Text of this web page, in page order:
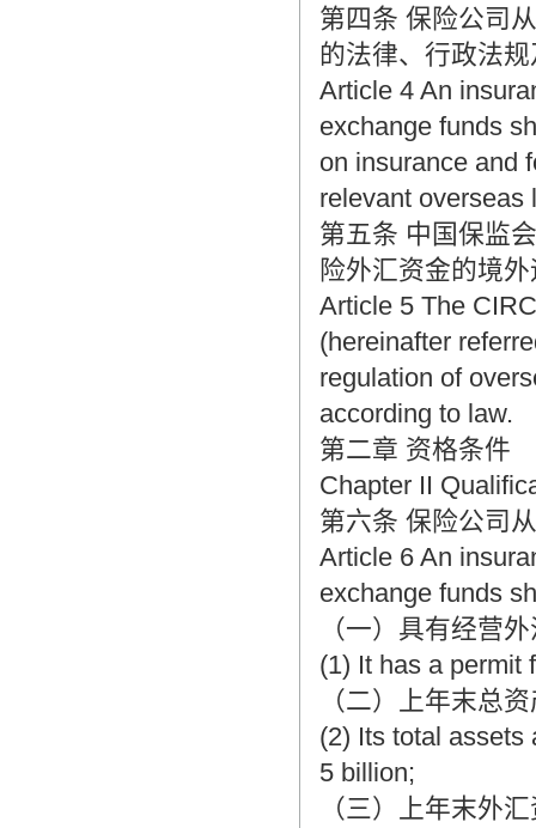
第四条 保险公司
的法律、行政法
Article 4 An
exchange funds
on insurance and
relevant overseas
第五条 中国保监
险外汇资金的境
Article 5 The
(hereinafter
regulation of
according to law.
第二章 资格条件
Chapter II
第六条 保险公司
Article 6 An
exchange funds
（一）具有经营
(1) It has a permit
（二）上年末总
(2) Its total assets
5 billion;
（三）上年末外